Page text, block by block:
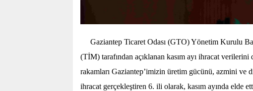
Gaziantep Ticaret Odası (GTO) Yönetim Kurulu
(TİM) tarafından açıklanan kasım ayı ihracat verilerini
rakamları Gaziantep’imizin üretim gücünü, azmini
ihracat gerçekleştiren 6. ili olarak, kasım ayında elde